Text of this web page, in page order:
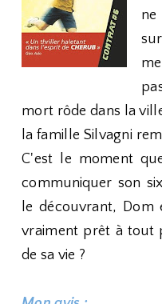
mort rôde dans la
la famille Silvagni
C'est le moment
communiquer son
le découvrant, Dom
vraiment prêt à tout
de sa vie ?